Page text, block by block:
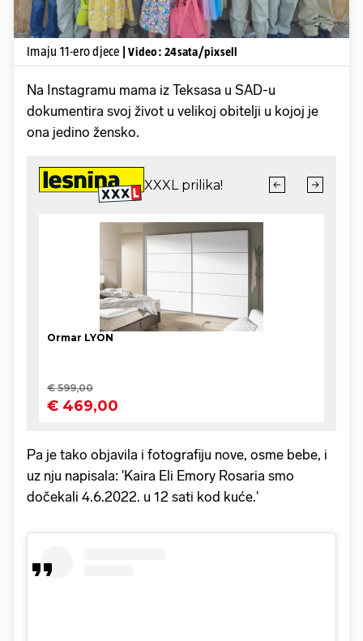
Imaju 11-ero djece | Video: 24sata/pixsell
Na Instagramu mama iz Teksasa u SAD-u
dokumentira svoj život u velikoj obitelji u kojoj je
ona jedino žensko.
Pa je tako objavila i fotografiju nove, osme bebe, i
uz nju napisala: 'Kaira Eli Emory Rosaria smo
dočekali 4.6.2022. u 12 sati kod kuće.'